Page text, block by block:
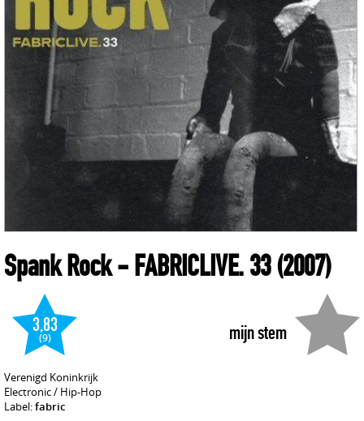
Spank Rock- FABRICLIVE. 33(2007)
mijn stem
3,83
(9)
Verenigd Koninkrijk
Electronic / Hip-Hop
Label:fabric